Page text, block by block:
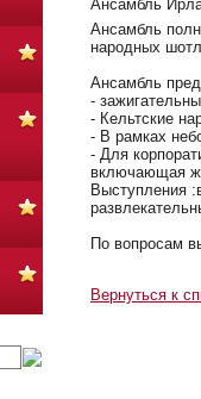
Ансамбль
Ансамбль
народных
Ансамбль
-
- Кельтские
- В рамках
- Для
включающая
Выступления
По вопросам
Вернуться к